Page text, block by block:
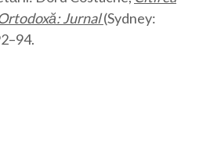
Jurnal(Sydney: